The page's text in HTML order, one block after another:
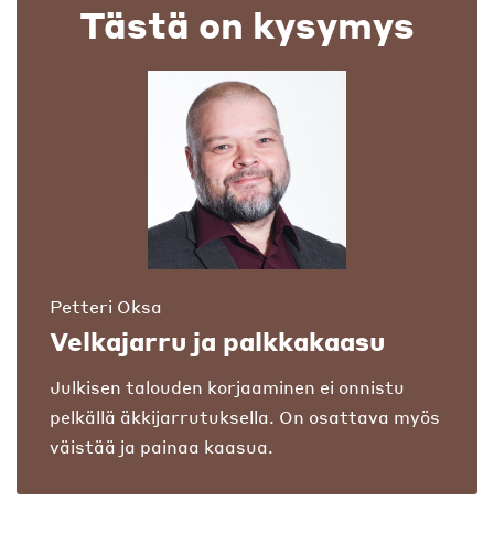
Tästä on kysymys
Petteri Oksa
Velkajarru ja palkkakaasu
Julkisen talouden korjaaminen ei onnistu
pelkällä äkkijarrutuksella. On osattava myös
väistää ja painaa kaasua.